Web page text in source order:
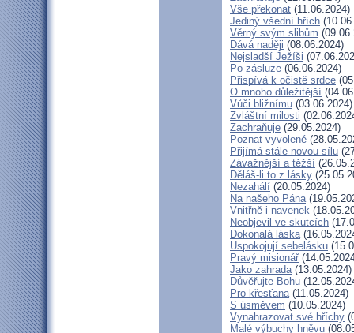
Vše překonat (11.06.2024)
Jediný všední hřích
Věrný svým slibům
Dává naději (08.06.2024)
Nejsladší Ježíši
Po zásluze (06.06.2024)
Přispívá k očistě srdce
O mnoho důležitější
Vůči bližnímu (03.06.2024)
Zvláštní milosti
Zachraňuje (29.05.2024)
Poznat vyvolené
Přijímá stále novou sílu
Závažnější a těžší
Děláš-li to z lásky
Nezahálí (20.05.2024)
Na našeho Pána
Vnitřně i navenek
Neobjevil ve skutcích
Dokonalá láska
Uspokojují sebelásku
Pravý misionář
Jako zahrada(13.05.2024)
Důvěřujte Bohu
Pro křesťana(11.05.2024)
S úsměvem (10.05.2024)
Vynahrazovat své hříchy
Malé výbuchy hněvu